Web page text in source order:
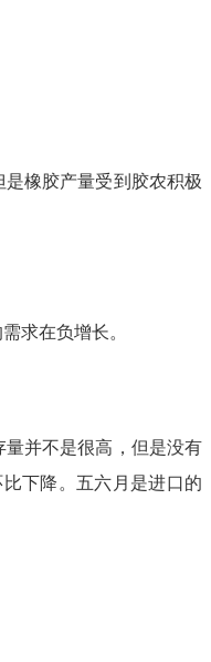
橡胶产量受到胶农积极
求在负增长。
并不是很高，但是没有
下降。五六月是进口的